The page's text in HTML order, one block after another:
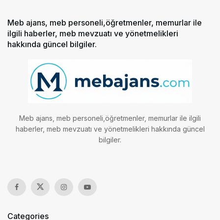
Meb ajans, meb personeli,öğretmenler, memurlar ile
ilgili haberler, meb mevzuatı ve yönetmelikleri
hakkında güncel bilgiler.
Meb ajans, meb personeli,öğretmenler, memurlar ile ilgili
haberler, meb mevzuatı ve yönetmelikleri hakkında güncel
bilgiler.
Categories